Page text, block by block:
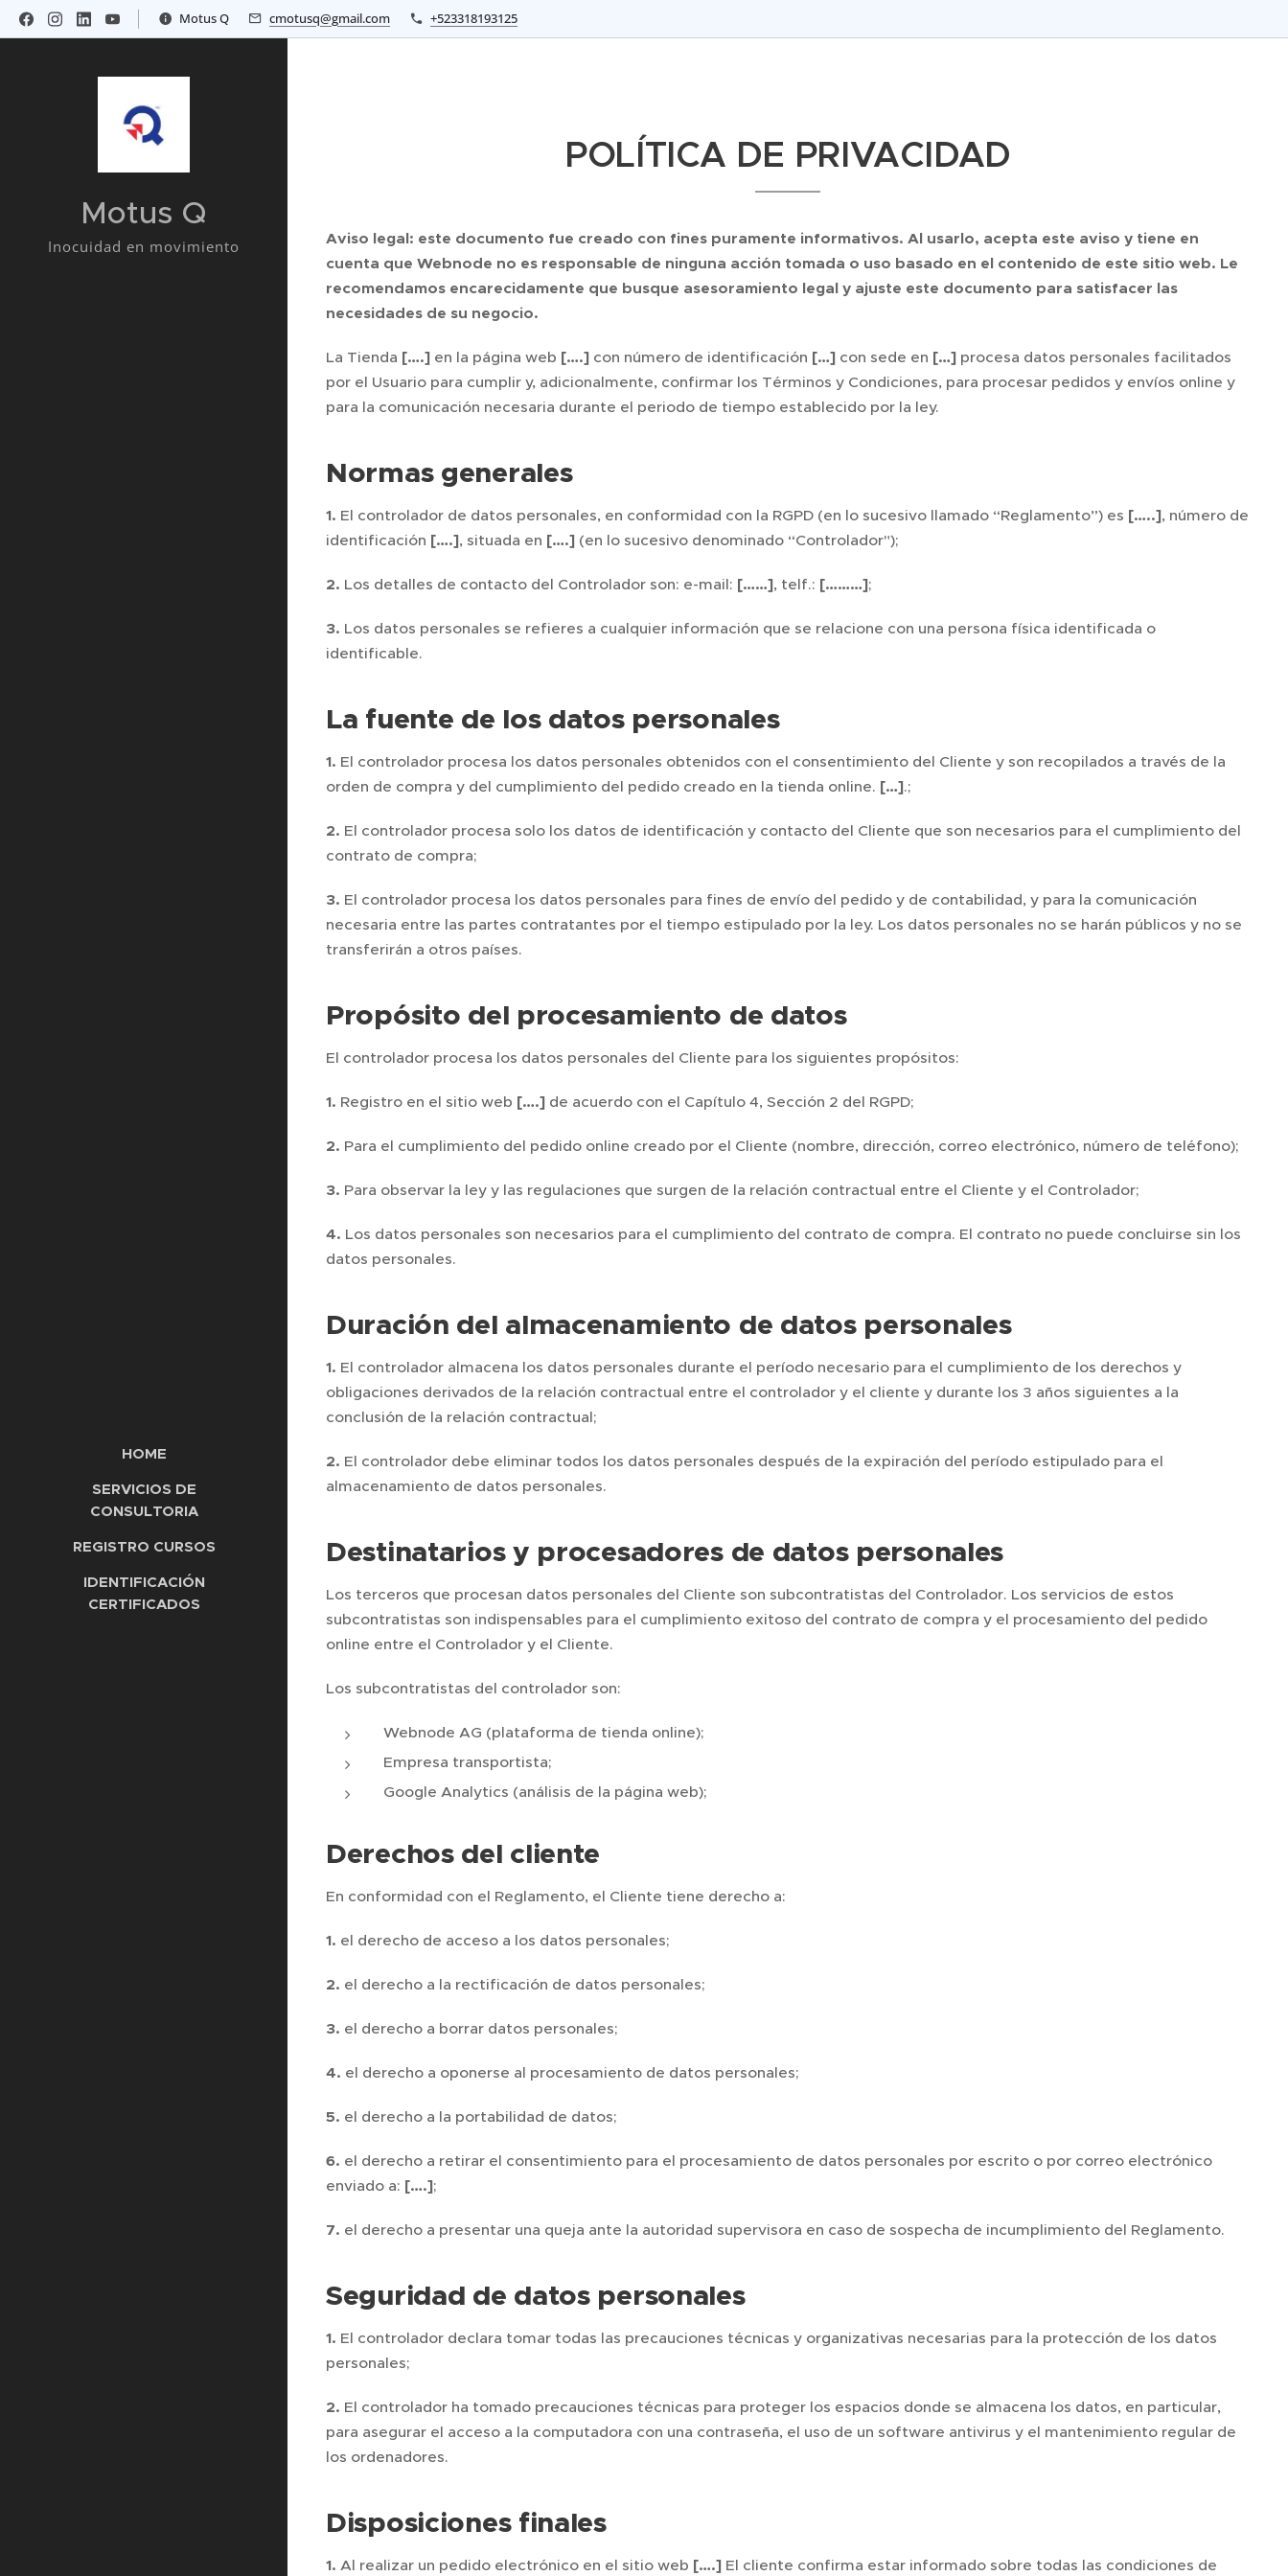
Motus Q cmotusq@gmail.com +523318193125
Motus Q
Inocuidad en movimiento
HOME
SERVICIOS DE
CONSULTORIA
REGISTRO CURSOS
IDENTIFICACIÓN
CERTIFICADOS
POLÍTICA DE PRIVACIDAD
Aviso legal: este documento fue creado con fines puramente informativos. Al usarlo, acepta este aviso y tiene en
cuenta que Webnode no es responsable de ninguna acción tomada o uso basado en el contenido de este sitio web. Le
recomendamos encarecidamente que busque asesoramiento legal y ajuste este documento para satisfacer las
necesidades de su negocio.
La Tienda [….] en la página web [….] con número de identificación […] con sede en […] procesa datos personales facilitados
por el Usuario para cumplir y, adicionalmente, confirmar los Términos y Condiciones, para procesar pedidos y envíos online y
para la comunicación necesaria durante el periodo de tiempo establecido por la ley.
Normas generales
1. El controlador de datos personales, en conformidad con la RGPD (en lo sucesivo llamado “Reglamento”) es […..], número de
identificación [….], situada en [….] (en lo sucesivo denominado “Controlador");
2. Los detalles de contacto del Controlador son: e-mail: [……], telf.: [………];
3. Los datos personales se refieres a cualquier información que se relacione con una persona física identificada o
identificable.
La fuente de los datos personales
1. El controlador procesa los datos personales obtenidos con el consentimiento del Cliente y son recopilados a través de la
orden de compra y del cumplimiento del pedido creado en la tienda online. […].;
2. El controlador procesa solo los datos de identificación y contacto del Cliente que son necesarios para el cumplimiento del
contrato de compra;
3. El controlador procesa los datos personales para fines de envío del pedido y de contabilidad, y para la comunicación
necesaria entre las partes contratantes por el tiempo estipulado por la ley. Los datos personales no se harán públicos y no se
transferirán a otros países.
Propósito del procesamiento de datos
El controlador procesa los datos personales del Cliente para los siguientes propósitos:
1. Registro en el sitio web [….] de acuerdo con el Capítulo 4, Sección 2 del RGPD;
2. Para el cumplimiento del pedido online creado por el Cliente (nombre, dirección, correo electrónico, número de teléfono);
3. Para observar la ley y las regulaciones que surgen de la relación contractual entre el Cliente y el Controlador;
4. Los datos personales son necesarios para el cumplimiento del contrato de compra. El contrato no puede concluirse sin los
datos personales.
Duración del almacenamiento de datos personales
1. El controlador almacena los datos personales durante el período necesario para el cumplimiento de los derechos y
obligaciones derivados de la relación contractual entre el controlador y el cliente y durante los 3 años siguientes a la
conclusión de la relación contractual;
2. El controlador debe eliminar todos los datos personales después de la expiración del período estipulado para el
almacenamiento de datos personales.
Destinatarios y procesadores de datos personales
Los terceros que procesan datos personales del Cliente son subcontratistas del Controlador. Los servicios de estos
subcontratistas son indispensables para el cumplimiento exitoso del contrato de compra y el procesamiento del pedido
online entre el Controlador y el Cliente.
Los subcontratistas del controlador son:
Webnode AG (plataforma de tienda online);
Empresa transportista;
Google Analytics (análisis de la página web);
Derechos del cliente
En conformidad con el Reglamento, el Cliente tiene derecho a:
1. el derecho de acceso a los datos personales;
2. el derecho a la rectificación de datos personales;
3. el derecho a borrar datos personales;
4. el derecho a oponerse al procesamiento de datos personales;
5. el derecho a la portabilidad de datos;
6. el derecho a retirar el consentimiento para el procesamiento de datos personales por escrito o por correo electrónico
enviado a: [….];
7. el derecho a presentar una queja ante la autoridad supervisora en caso de sospecha de incumplimiento del Reglamento.
Seguridad de datos personales
1. El controlador declara tomar todas las precauciones técnicas y organizativas necesarias para la protección de los datos
personales;
2. El controlador ha tomado precauciones técnicas para proteger los espacios donde se almacena los datos, en particular,
para asegurar el acceso a la computadora con una contraseña, el uso de un software antivirus y el mantenimiento regular de
los ordenadores.
Disposiciones finales
1. Al realizar un pedido electrónico en el sitio web [….] El cliente confirma estar informado sobre todas las condiciones de